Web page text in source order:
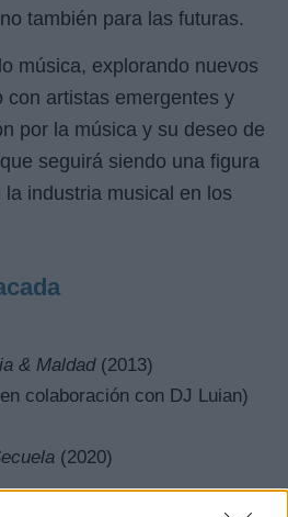
también para las futuras.
música, explorando nuevos
con artistas emergentes y
por la música y su deseo de
seguirá siendo una figura
industria musical en los
& Maldad(2013)
colaboración con DJ Luian)
(2020)